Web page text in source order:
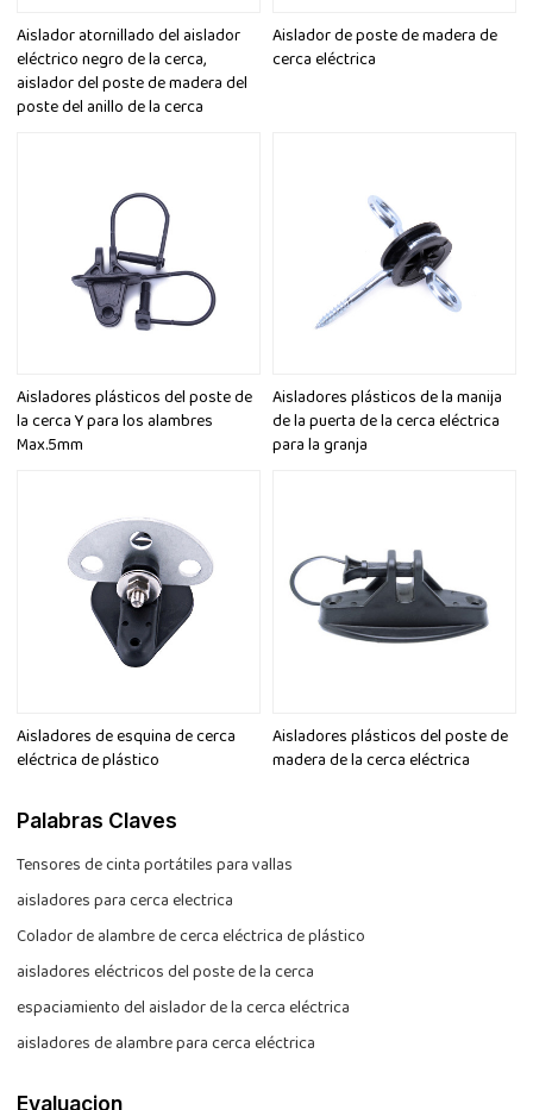
Aislador atornillado del aislador
eléctrico negro de la cerca,
aislador del poste de madera del
poste del anillo de la cerca
Aislador de poste de madera de
cerca eléctrica
Aisladores plásticos del poste de
la cerca Y para los alambres
Max.5mm
Aisladores plásticos de la manija
de la puerta de la cerca eléctrica
para la granja
Aisladores de esquina de cerca
eléctrica de plástico
Aisladores plásticos del poste de
madera de la cerca eléctrica
Palabras Claves
Tensores de cinta portátiles para vallas
aisladores para cerca electrica
Colador de alambre de cerca eléctrica de plástico
aisladores eléctricos del poste de la cerca
espaciamiento del aislador de la cerca eléctrica
aisladores de alambre para cerca eléctrica
Evaluacion